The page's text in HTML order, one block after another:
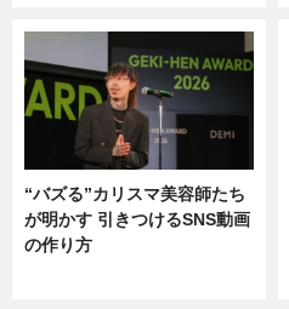
“バズる”カリスマ美容師たち
が明かす 引きつけるSNS動画
の作り方